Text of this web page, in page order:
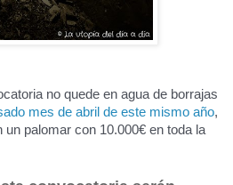
no quede en agua de borrajas
mes de abril de este mismo año,
palomar con 10.000€ en toda la